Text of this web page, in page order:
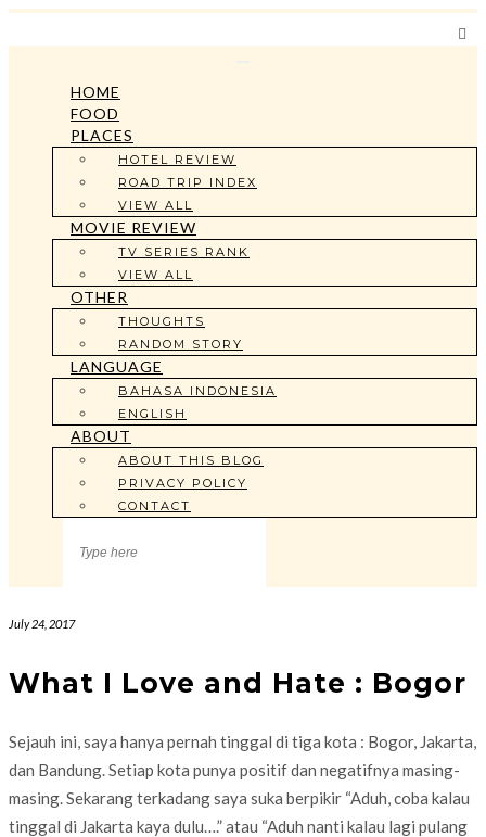
HOME
FOOD
PLACES
HOTEL REVIEW
ROAD TRIP INDEX
VIEW ALL
MOVIE REVIEW
TV SERIES RANK
VIEW ALL
OTHER
THOUGHTS
RANDOM STORY
LANGUAGE
BAHASA INDONESIA
ENGLISH
ABOUT
ABOUT THIS BLOG
PRIVACY POLICY
CONTACT
July 24, 2017
What I Love and Hate : Bogor
Sejauh ini, saya hanya pernah tinggal di tiga kota : Bogor, Jakarta,
dan Bandung. Setiap kota punya positif dan negatifnya masing-
masing. Sekarang terkadang saya suka berpikir “Aduh, coba kalau
tinggal di Jakarta kaya dulu….” atau “Aduh nanti kalau lagi pulang